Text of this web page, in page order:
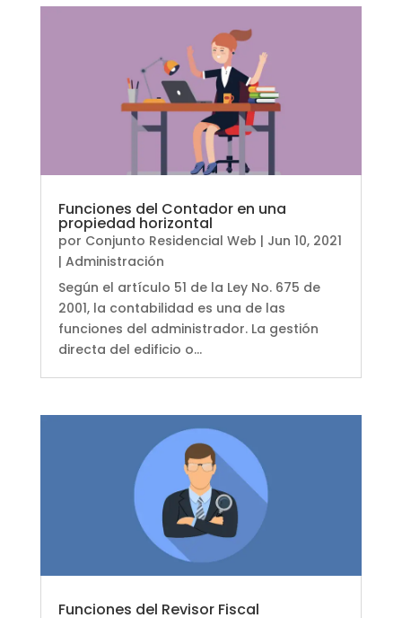
Funciones del Contador en una
propiedad horizontal
por Conjunto Residencial Web | Jun 10, 2021
| Administración
Según el artículo 51 de la Ley No. 675 de
2001, la contabilidad es una de las
funciones del administrador. La gestión
directa del edificio o...
Funciones del Revisor Fiscal